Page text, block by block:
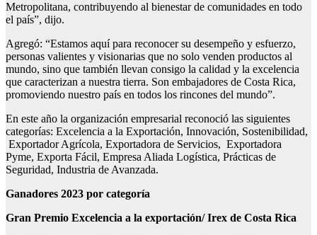
Metropolitana, contribuyendo al bienestar de comunidades en todo
el país”, dijo.
Agregó: “Estamos aquí para reconocer su desempeño y esfuerzo,
personas valientes y visionarias que no solo venden productos al
mundo, sino que también llevan consigo la calidad y la excelencia
que caracterizan a nuestra tierra. Son embajadores de Costa Rica,
promoviendo nuestro país en todos los rincones del mundo”.
En este año la organización empresarial reconoció las siguientes
categorías: Excelencia a la Exportación, Innovación, Sostenibilidad,
Exportador Agrícola, Exportadora de Servicios, Exportadora
Pyme, Exporta Fácil, Empresa Aliada Logística, Prácticas de
Seguridad, Industria de Avanzada.
Ganadores 2023 por categoría
Gran Premio Excelencia a la exportación/ Irex de Costa Rica